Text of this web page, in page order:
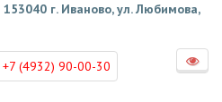
г. Иваново, ул. Любимова,
(4932) 90-00-30